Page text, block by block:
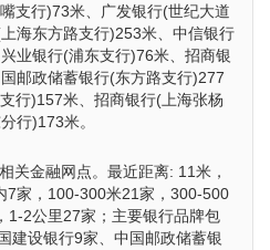
支行)73米、广发银行(世纪大道
海东方路支行)253米、中信银行
业银行(浦东支行)76米、招商银
邮政储蓄银行(东方路支行)277
行)157米、招商银行(上海张杨
行)173米。
关金融网点。最近距离: 11米，
7家，100-300米21家，300-500
1-2公里27家；主要银行品牌包
建设银行9家、中国邮政储蓄银